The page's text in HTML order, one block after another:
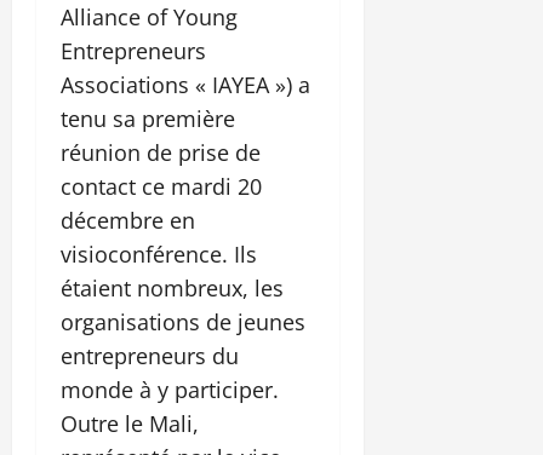
Alliance of Young
Entrepreneurs
Associations « IAYEA ») a
tenu sa première
réunion de prise de
contact ce mardi 20
décembre en
visioconférence. Ils
étaient nombreux, les
organisations de jeunes
entrepreneurs du
monde à y participer.
Outre le Mali,